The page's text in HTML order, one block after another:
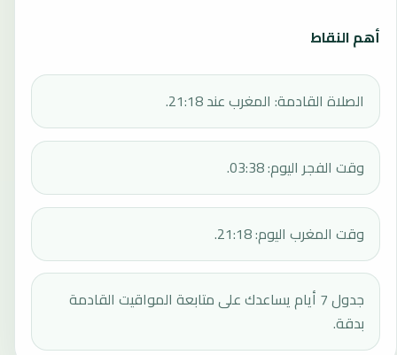
أهم النقاط
الصلاة القادمة: المغرب عند 21:18.
وقت الفجر اليوم: 03:38.
وقت المغرب اليوم: 21:18.
جدول 7 أيام يساعدك على متابعة المواقيت القادمة
بدقة.